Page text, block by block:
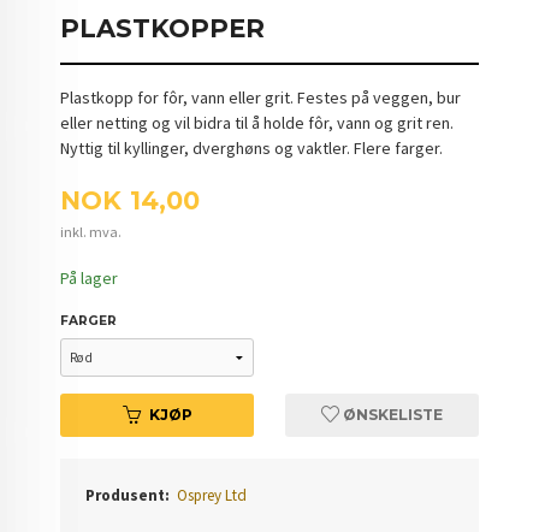
PLASTKOPPER
Plastkopp for fôr, vann eller grit. Festes på veggen, bur
eller netting og vil bidra til å holde fôr, vann og grit ren.
Nyttig til kyllinger, dverghøns og vaktler. Flere farger.
Pris
NOK 14,00
inkl. mva.
På lager
FARGER
KJØP ØNSKELISTE
Produsent: Osprey Ltd